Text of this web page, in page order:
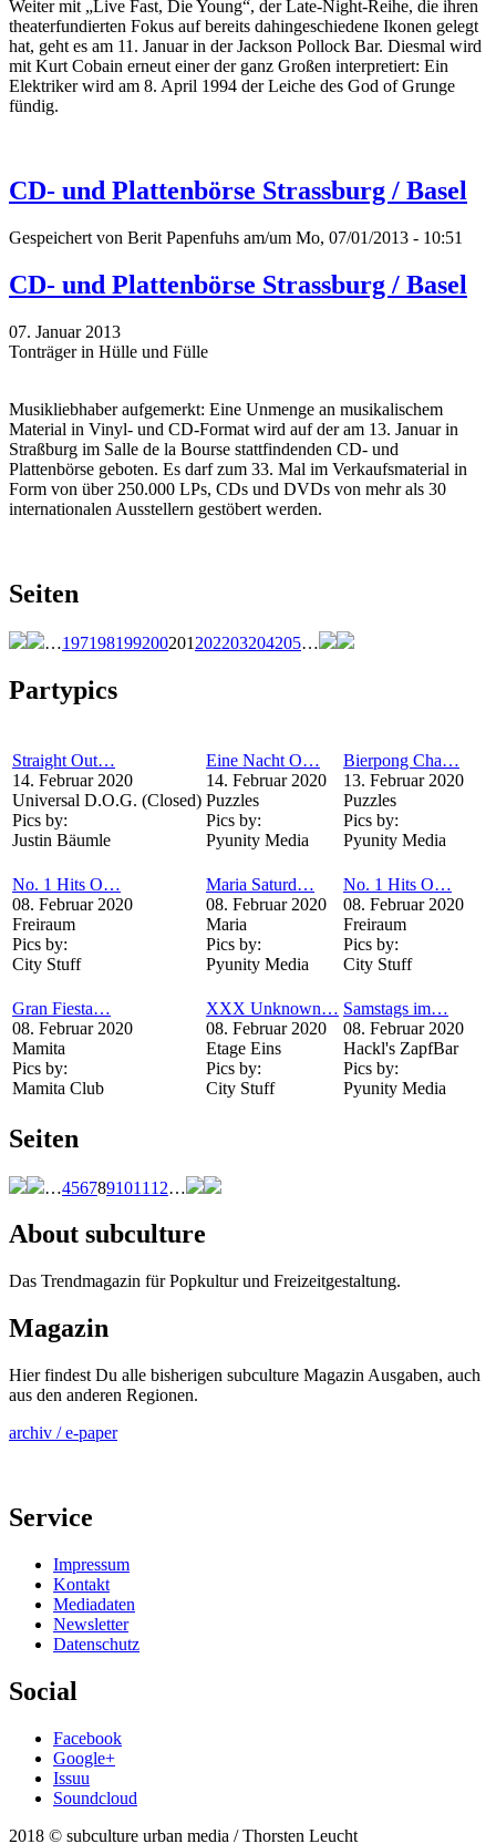
Weiter mit „Live Fast, Die Young“, der Late-Night-Reihe, die ihren
theaterfundierten Fokus auf bereits dahingeschiedene Ikonen gelegt
hat, geht es am 11. Januar in der Jackson Pollock Bar. Diesmal wird
mit Kurt Cobain erneut einer der ganz Großen interpretiert: Ein
Elektriker wird am 8. April 1994 der Leiche des God of Grunge
fündig.
CD- und Plattenbörse Strassburg / Basel
Gespeichert von Berit Papenfuhs am/um Mo, 07/01/2013 - 10:51
CD- und Plattenbörse Strassburg / Basel
07. Januar 2013
Tonträger in Hülle und Fülle
Musikliebhaber aufgemerkt: Eine Unmenge an musikalischem
Material in Vinyl- und CD-Format wird auf der am 13. Januar in
Straßburg im Salle de la Bourse stattfindenden CD- und
Plattenbörse geboten. Es darf zum 33. Mal im Verkaufsmaterial in
Form von über 250.000 LPs, CDs und DVDs von mehr als 30
internationalen Ausstellern gestöbert werden.
Seiten
…197198199200201 202203204205…
Partypics
Straight Out…
14. Februar 2020
Universal D.O.G. (Closed)
Pics by:
Justin Bäumle
Eine Nacht O…
14. Februar 2020
Puzzles
Pics by:
Pyunity Media
Bierpong Cha…
13. Februar 2020
Puzzles
Pics by:
Pyunity Media
No. 1 Hits O…
08. Februar 2020
Freiraum
Pics by:
City Stuff
Maria Saturd…
08. Februar 2020
Maria
Pics by:
Pyunity Media
No. 1 Hits O…
08. Februar 2020
Freiraum
Pics by:
City Stuff
Gran Fiesta…
08. Februar 2020
Mamita
Pics by:
Mamita Club
XXX Unknown…
08. Februar 2020
Etage Eins
Pics by:
City Stuff
Samstags im…
08. Februar 2020
Hackl's ZapfBar
Pics by:
Pyunity Media
Seiten
…4567891011 12…
About subculture
Das Trendmagazin für Popkultur und Freizeitgestaltung.
Magazin
Hier findest Du alle bisherigen subculture Magazin Ausgaben, auch
aus den anderen Regionen.
archiv / e-paper
Service
Impressum
Kontakt
Mediadaten
Newsletter
Datenschutz
Social
Facebook
Google+
Issuu
Soundcloud
2018 © subculture urban media / Thorsten Leucht